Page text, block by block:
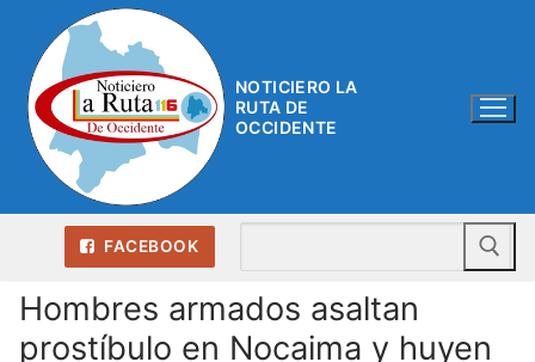
contenido
NOTICIERO LA
RUTA DE
OCCIDENTE
FACEBOOK
Hombres armados asaltan
prostíbulo en Nocaima y huyen